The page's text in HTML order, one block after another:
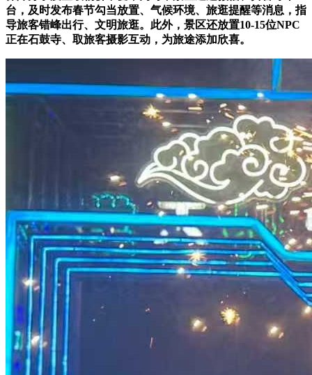
台，及时发布春节勾当放置、气候环境、旅逛提醒等消息，指
导旅客错峰出行、文明旅逛。此外，景区还放置10-15位NPC
正在石鼓寺、取旅客摄影互动，为旅途添加欣喜。